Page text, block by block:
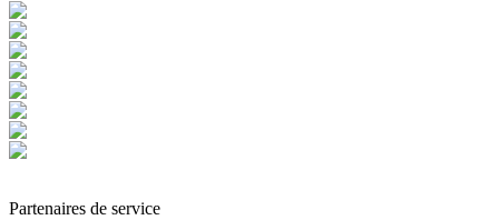
Partenaires de service